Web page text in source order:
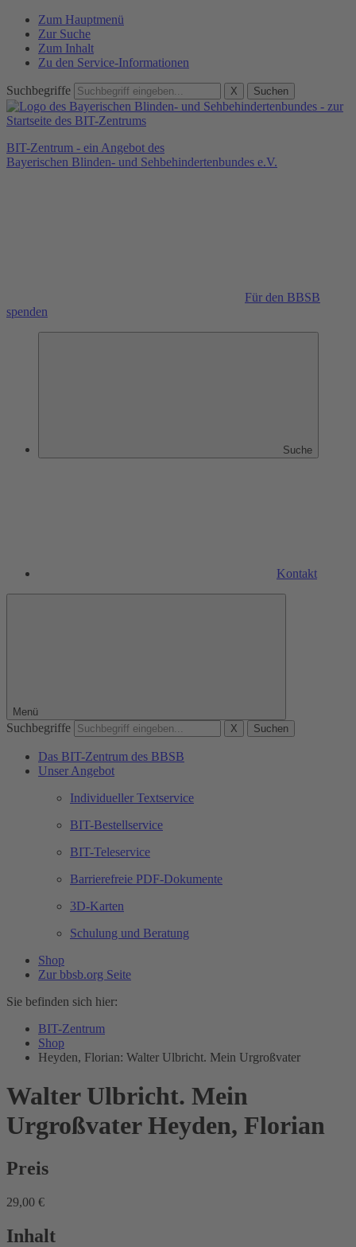
Zum Hauptmenü
Zur Suche
Zum Inhalt
Zu den Service-Informationen
Suchbegriffe X Suchen
BIT-Zentrum - ein Angebot des
Bayerischen Blinden- und Sehbehindertenbundes e.V.
Für den BBSB
spenden
Suche
Kontakt
Menü
Suchbegriffe X Suchen
Das BIT-Zentrum des BBSB
Unser Angebot
Individueller Textservice
BIT-Bestellservice
BIT-Teleservice
Barrierefreie PDF-Dokumente
3D-Karten
Schulung und Beratung
Shop
Zur bbsb.org Seite
Sie befinden sich hier:
BIT-Zentrum
Shop
Heyden, Florian: Walter Ulbricht. Mein Urgroßvater
Walter Ulbricht. Mein
Urgroßvater Heyden, Florian
Preis
29,00 €
Inhalt